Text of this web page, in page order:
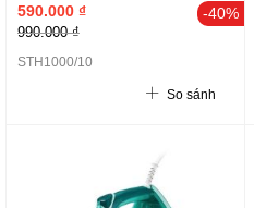
-40%
590.000 ₫
990.000 ₫
STH1000/10
So sánh